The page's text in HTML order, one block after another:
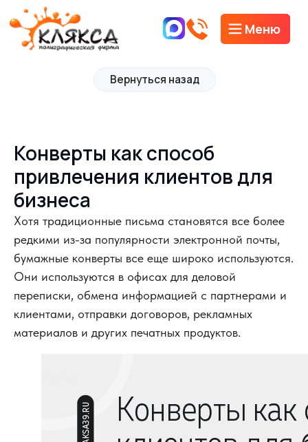
Меню
Конверты как способ
привлечения клиентов для
бизнеса
Хотя традиционные письма становятся все более
редкими из-за популярности электронной почты,
бумажные конверты все еще широко используются.
Они используются в офисах для деловой
переписки, обмена информацией с партнерами и
клиентами, отправки договоров, рекламных
материалов и других печатных продуктов.